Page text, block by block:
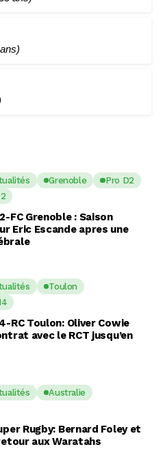
Grenoble
Pro D2
FC Grenoble : Saison
Eric Escande apres une
Toulon
RC Toulon: Oliver Cowie
avec le RCT jusqu’en
Australie
Rugby: Bernard Foley et
aux Waratahs